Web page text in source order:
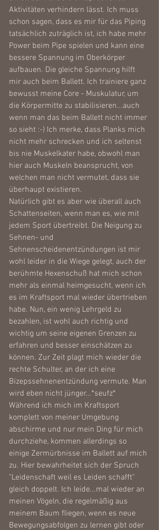
Aktivitäten verhindern lässt. Ich muss
schon sagen, dass es mir für das Piping
tatsächlich zuträglich ist, ich habe mehr
Power beim Pipe spielen und kann eine
bessere Spannung im Oberkörper
aufbauen. Die gleiche Spannung hilft
mir auch beim Ballett. Ich trainiere ganz
bewusst meine Core - Muskulatur, um
die Körpermitte zu stabilisieren...auch
wenn man das beim Ballett nicht immer
so sieht :-) Ich merke, dass Planks mich
nicht mehr schrecken und ich seltenst
bis nie Muskelkater habe, obwohl man
hier auch Muskeln beansprucht, von
welchen man nicht vermutet, dass sie
überhaupt existieren.
Natürlich gibt es aber wie überall auch
Schattenseiten, wenn man es, wie mit
jedem Sport übertreibt. Die Neigung zu
Sehnen- und
Sehnenscheidenentzündungen ist mir
wohl leider in die Wiege gelegt, auch der
berühmte Hexenschuß hat mich schon
mehr als einmal heimgesucht, wenn ich
es im Kraftsport mal wieder übertrieben
habe. Nun, ein wenig Lehrgeld zu
bezahlen, ist wohl auch richtig und
wichtig um seine eigenen Grenzen zu
erfahren und besser einschätzen zu
können. Zur Zeit plagt mich wieder die
rechte Schulter, an der ich eine
Bizepssehnenentzündung vermute. Man
wird eben nicht jünger...*seufz*
Während ich mich im Kraftsport
komplett von meiner Umgebung
abschirme und nur mein Ding für mich
durchziehe, kommen allerdings so
einige Zermürbnisse im Ballett auf mich
zu. Hier bewahrheitet sich der Spruch
"Leidenschaft weil es Leiden schafft"
gleich doppelt. Ich leide...mal wieder an
meinen Vögeln, die regelmäßig aus
meinem Baum fliegen, wenn es neue
Bewegungsabfolgen zu lernen gibt oder